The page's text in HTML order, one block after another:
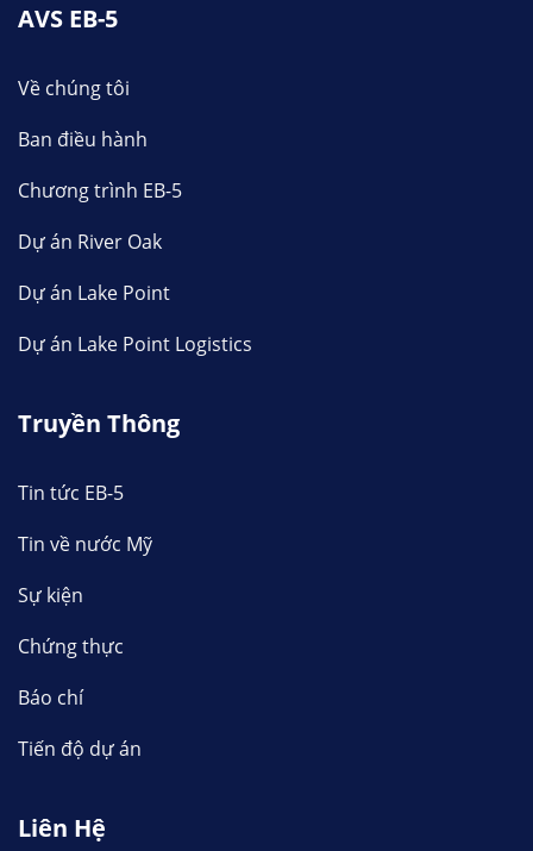
AVS EB-5
Về chúng tôi
Ban điều hành
Chương trình EB-5
Dự án River Oak
Dự án Lake Point
Dự án Lake Point Logistics
Truyền Thông
Tin tức EB-5
Tin về nước Mỹ
Sự kiện
Chứng thực
Báo chí
Tiến độ dự án
Liên Hệ